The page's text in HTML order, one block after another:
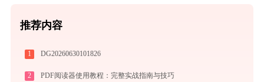
推荐内容
1 DG20260630101826
2 PDF阅读器使用教程：完整实战指南与技巧